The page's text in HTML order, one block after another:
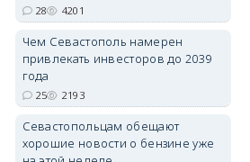
28 4201
Чем Севастополь намерен
привлекать инвесторов до 2039
года
25 2193
Севастопольцам обещают
хорошие новости о бензине уже